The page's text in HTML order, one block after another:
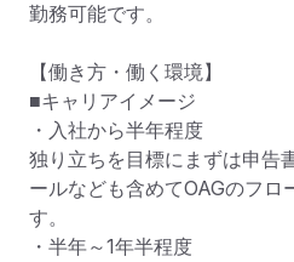
勤務可能です。
【働き方・働く環境】
■キャリアイメージ
・入社から半年程度
独り立ちを目標にまずは申告
ールなども含めてOAGのフロ
す。
・半年～1年半程度